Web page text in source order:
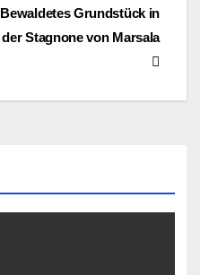
Bewaldetes Grundstück in
der Stagnone von Marsala